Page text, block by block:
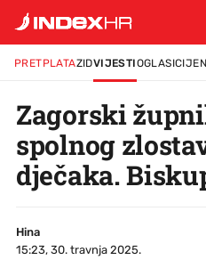
PRETPLATAZIDVIJESTIOGLASI
Zagorski
spolnog
dječaka.
Hina
15:23, 30. travnja 2025.